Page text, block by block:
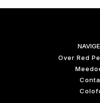
Over Red